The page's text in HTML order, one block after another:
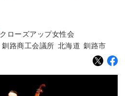
クローズアップ女性会
釧路商工会議所 北海道 釧路市